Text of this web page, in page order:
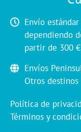
Envío
dependiendo
partir de 300 €
Envíos
Otros destinos
Política de
Términos y